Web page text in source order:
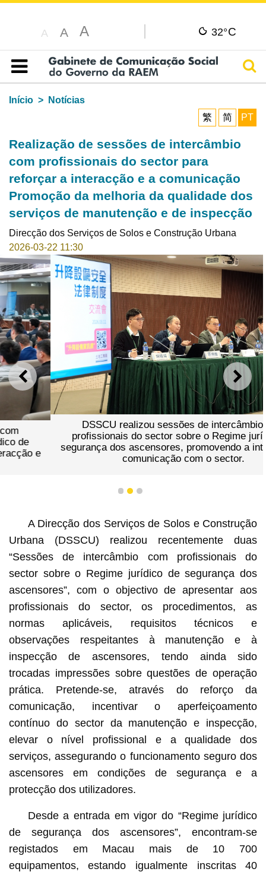
A A A 32°C
Índice
Início
Notícias
繁
简 PT
Realização de sessões de intercâmbio
com profissionais do sector para
reforçar a interacção e a comunicação
Promoção da melhoria da qualidade dos
serviços de manutenção e de inspecção
Direcção dos Serviços de Solos e Construção Urbana
2026-03-22 11:30
ANTERIOR
DSSCU realizou sessões de intercâmbio com
profissionais do sector sobre o Regime jurídico de
segurança dos ascensores, promovendo a interacção e
comunicação com o sector.
1 2 3
A Direcção dos Serviços de Solos e Construção
Urbana (DSSCU) realizou recentemente duas
“Sessões de intercâmbio com profissionais do
sector sobre o Regime jurídico de segurança dos
ascensores”, com o objectivo de apresentar aos
profissionais do sector, os procedimentos, as
normas aplicáveis, requisitos técnicos e
observações respeitantes à manutenção e à
inspecção de ascensores, tendo ainda sido
trocadas impressões sobre questões de operação
prática. Pretende-se, através do reforço da
comunicação, incentivar o aperfeiçoamento
contínuo do sector da manutenção e inspecção,
elevar o nível profissional e a qualidade dos
serviços, assegurando o funcionamento seguro dos
ascensores em condições de segurança e a
protecção dos utilizadores.
Desde a entrada em vigor do “Regime jurídico
de segurança dos ascensores”, encontram-se
registados em Macau mais de 10 700
equipamentos, estando igualmente inscritas 40